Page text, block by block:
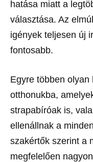
hatása miatt a
választása. Az
igények teljesen új
fontosabb.
Egyre többen
otthonukba,
strapabíróak is,
ellenállnak a
szakértők szerint a
megfelelően